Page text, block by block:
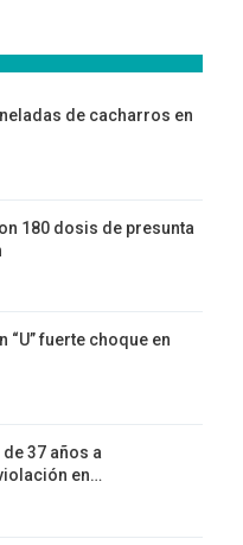
de cacharros en
180 dosis de presunta
“U” fuerte choque en
37 años a
en…